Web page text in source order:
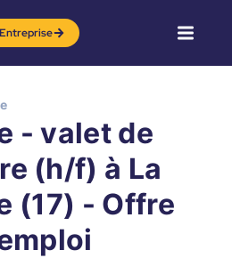
Entreprise
- valet de
(h/f) à La
(17) - Offre